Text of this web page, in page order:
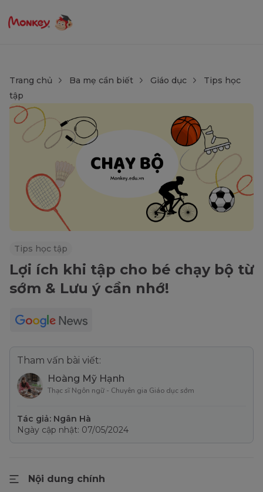
Trang chủ Ba mẹ cần biết Giáo dục
Tips học
tập
Tips học tập
Lợi ích khi tập cho bé chạy bộ từ
sớm & Lưu ý cần nhớ!
Tham vấn bài viết:
Hoàng Mỹ Hạnh
Thạc sĩ Ngôn ngữ - Chuyên gia Giáo dục sớm
Tác giả: Ngân Hà
Ngày cập nhật: 07/05/2024
Nội dung chính